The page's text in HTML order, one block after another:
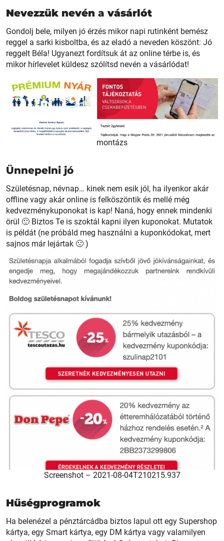
Nevezzük nevén avásárlót
Gondolj bele, milyen jó érzés mikor napi rutinként bemész
reggel a sarki kisboltba, és az eladó a neveden köszönt: Jó
reggelt Béla! Ugyanezt fordítsuk át az online térbe is, és
mikor hírlevelet küldesz szólítsd nevén a vásárlódat!
montázs
Ünnepelni jó
Születésnap, névnap… kinek nem esik jól, ha ilyenkor akár
offline vagy akár online is felköszöntik és mellé még
kedvezménykuponokat is kap! Naná, hogy ennek mindenki
örül 🙂 Biztos Te is szoktál kapni ilyen kuponokat. Mutatok
is példát (ne próbáld meg használni a kuponkódokat, mert
sajnos már lejártak 🙁 )
Screenshot – 2021-08-04T210215.937
Hűségprogramok
Ha belenézel a pénztárcádba biztos lapul ott egy Supershop
kártya, egy Smart kártya, egy DM kártya vagy valamilyen